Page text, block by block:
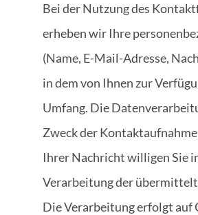
Bei der Nutzung des
erheben wir Ihre
(Name, E-Mail-Adresse,
in dem von Ihnen zur
Umfang. Die
Zweck der
Ihrer Nachricht willigen Sie
Verarbeitung der
Die Verarbeitung erfolgt auf